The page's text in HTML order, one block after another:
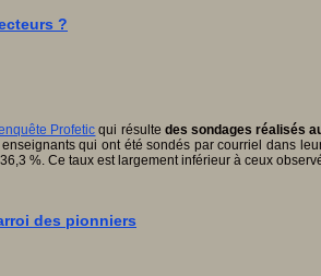
?
Profetic qui résulte des sondages réalisés
qui ont été sondés par courriel dans
%. Ce taux est largement inférieur à ceux
des pionniers